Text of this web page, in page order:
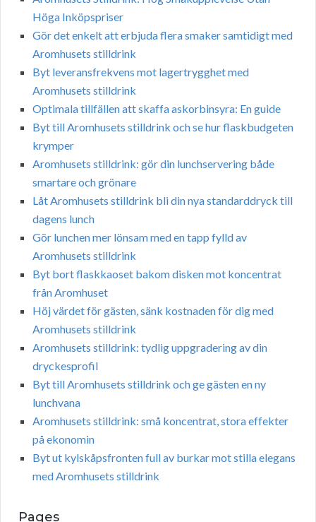
Höga Inköpspriser
Gör det enkelt att erbjuda flera smaker samtidigt med
Aromhusets stilldrink
Byt leveransfrekvens mot lagertrygghet med
Aromhusets stilldrink
Optimala tillfällen att skaffa askorbinsyra: En guide
Byt till Aromhusets stilldrink och se hur flaskbudgeten
krymper
Aromhusets stilldrink: gör din lunchservering både
smartare och grönare
Låt Aromhusets stilldrink bli din nya standarddryck till
dagens lunch
Gör lunchen mer lönsam med en tapp fylld av
Aromhusets stilldrink
Byt bort flaskkaoset bakom disken mot koncentrat
från Aromhuset
Höj värdet för gästen, sänk kostnaden för dig med
Aromhusets stilldrink
Aromhusets stilldrink: tydlig uppgradering av din
dryckesprofil
Byt till Aromhusets stilldrink och ge gästen en ny
lunchvana
Aromhusets stilldrink: små koncentrat, stora effekter
på ekonomin
Byt ut kylskåpsfronten full av burkar mot stilla elegans
med Aromhusets stilldrink
Pages